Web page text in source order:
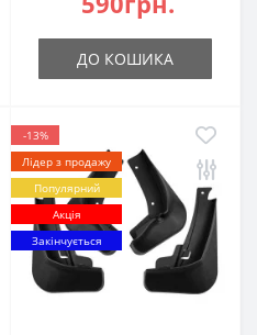
ДО КОШИКА
-13%
Лідер з продажу
Популярний
Акція
Закінчується